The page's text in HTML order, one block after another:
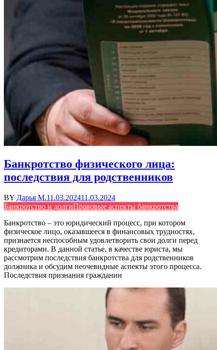
Банкротство физического лица:
последствия для родственников
BY Дарья М.11.03.202411.03.2024
Банкротство и долгиПравовые аспекты банкротства
Банкротство – это юридический процесс, при котором
физическое лицо, оказавшееся в финансовых трудностях,
признается неспособным удовлетворить свои долги перед
кредиторами. В данной статье, в качестве юриста, мы
рассмотрим последствия банкротства для родственников
должника и обсудим неочевидные аспекты этого процесса.
Последствия признания гражданин